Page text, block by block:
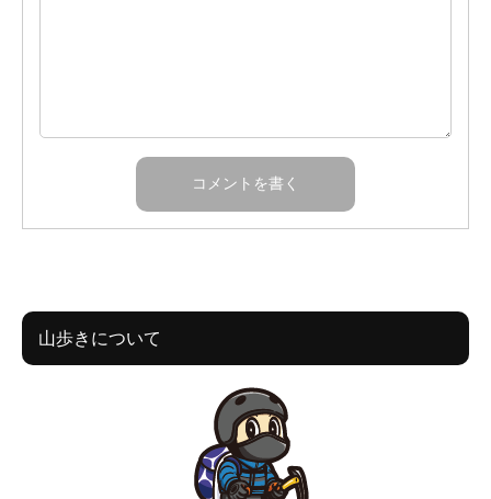
山歩きについて